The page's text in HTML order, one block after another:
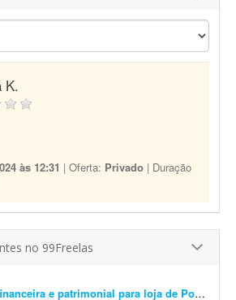
K.
às 12:31 | Oferta: Privado | Duração
no 99Freelas
Planilha de gestão financeira e patrimonial para loja de Pokémon TCG